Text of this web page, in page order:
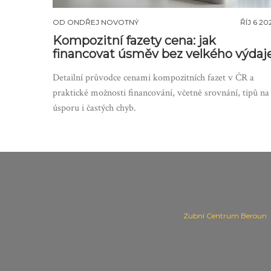
OD ONDŘEJ NOVOTNÝ ŘÍJ 6
Kompozitní fazety cena: jak
financovat úsměv bez velkého
Detailní průvodce cenami kompozitních fazet v ČR a
praktické možnosti financování, včetně srovnání, tipů na
úsporu i častých chyb.
Zubní Centrum Beroun